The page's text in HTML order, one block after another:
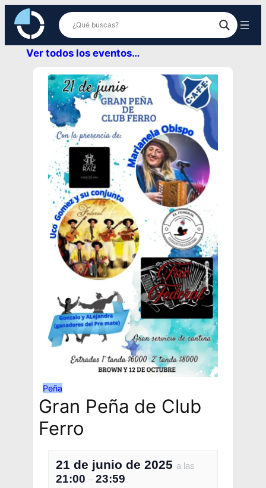
Ver todos los eventos…
Peña
Gran Peña de Club
Ferro
21 de junio de 2025 a las
21:00–23:59